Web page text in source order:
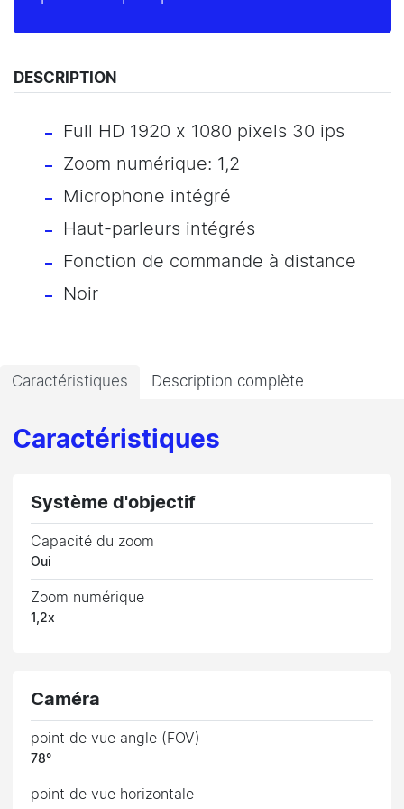
DESCRIPTION
Full HD 1920 x 1080 pixels 30 ips
Zoom numérique: 1,2
Microphone intégré
Haut-parleurs intégrés
Fonction de commande à distance
Noir
Caractéristiques Description complète
Caractéristiques
Système d'objectif
Capacité du zoom
Oui
Zoom numérique
1,2x
Caméra
point de vue angle (FOV)
78°
point de vue horizontale